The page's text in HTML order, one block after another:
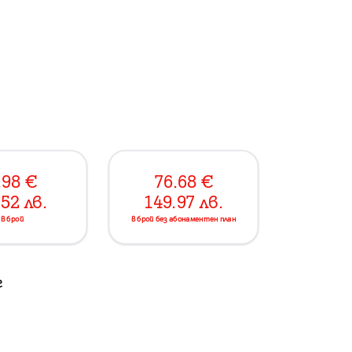
€
лв.
в брой
76.68 €
149.97 лв.
в брой без абонаментен план